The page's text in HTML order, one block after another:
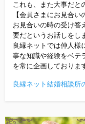
これも、また大事だと
【会員さまにお見合
お見合いの時の受け答
要だというお話しをし
良縁ネットでは仲人様
事な知識や経験をベテ
を常に企画しておりま
良縁ネット結婚相談所